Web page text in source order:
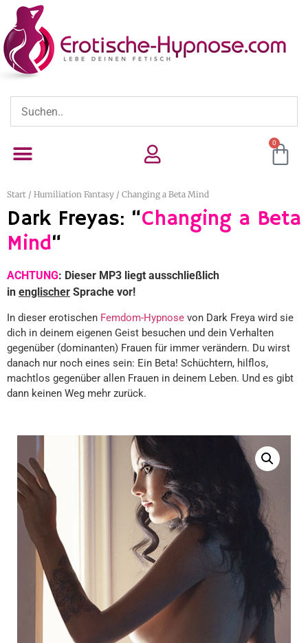
0
Start / Humiliation Fantasy / Changing a Beta Mind
Dark Freyas: “Changing a Beta
Mind“
ACHTUNG: Dieser MP3 liegt ausschließlich
in englischer Sprache vor!
In dieser erotischen Femdom-Hypnose von Dark Freya wird sie
dich in deinem eigenen Geist besuchen und dein Verhalten
gegenüber (dominanten) Frauen für immer verändern. Du wirst
danach nur noch eines sein: Ein Beta! Schüchtern, hilflos,
machtlos gegenüber allen Frauen in deinem Leben. Und es gibt
dann keinen Weg mehr zurück.